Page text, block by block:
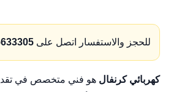
للحجز والاستفسار اتصل على
كهربائي كرنفال هو فني متخصص في